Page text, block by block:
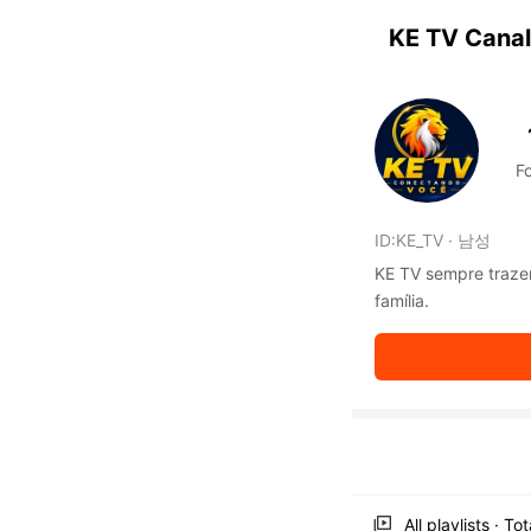
KE TV
ID:KE_TV · 남성
KE TV sempre
família.
All playlists ·